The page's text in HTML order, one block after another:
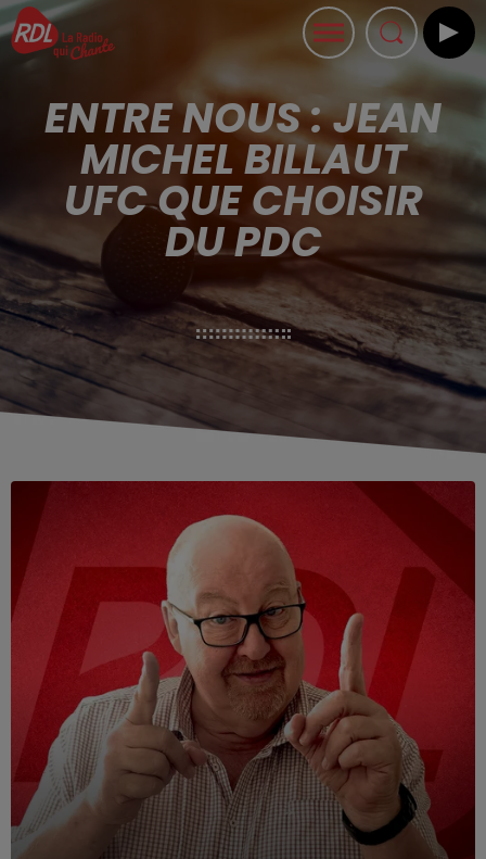
ENTRE NOUS : JEAN
MICHEL BILLAUT
UFC QUE CHOISIR
DU PDC